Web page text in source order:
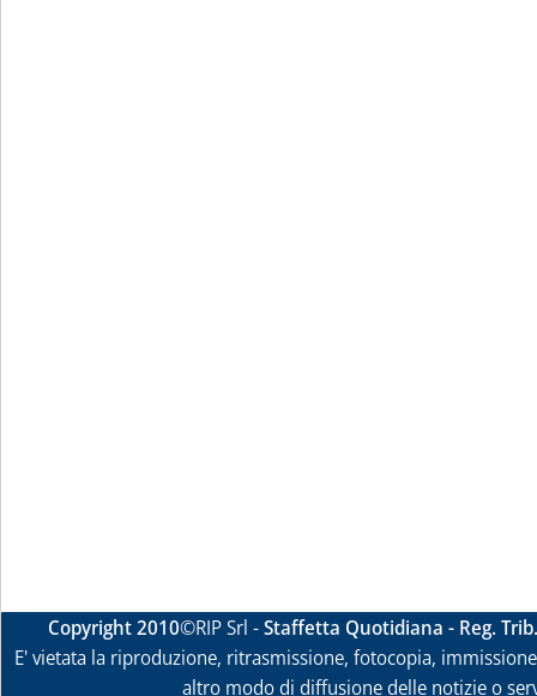
Copyright 2010©RIP Srl -Staffetta Quotidiana - Reg.
E' vietata la riproduzione, ritrasmissione, fotocopia,
altro modo di diffusione delle notizie o